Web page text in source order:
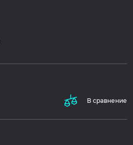
В сравнение